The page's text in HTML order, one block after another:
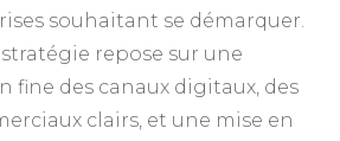
souhaitant se démarquer.
repose sur une
fine des canaux digitaux, des
clairs, et une mise en